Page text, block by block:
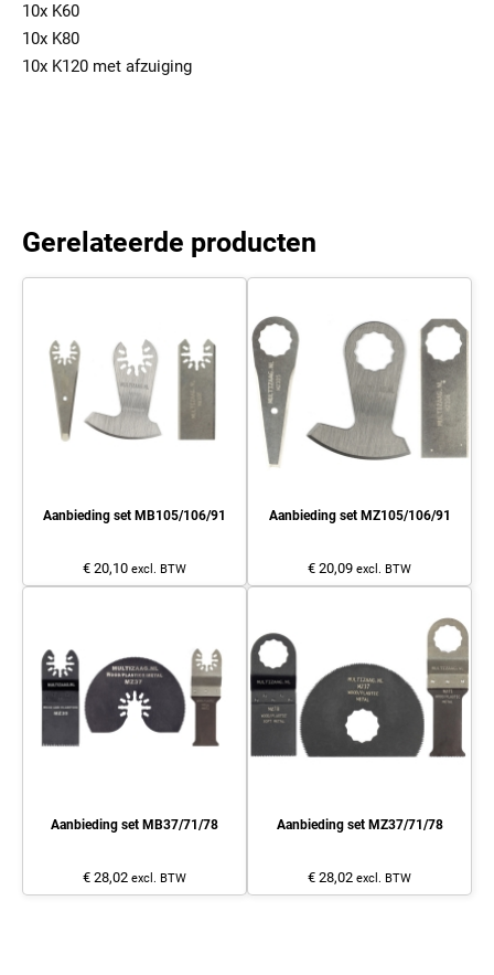
10x K60
10x K80
10x K120 met afzuiging
Gerelateerde producten
Aanbieding set MB105/106/91
€ 20,10 excl. BTW
Aanbieding set MZ105/106/91
€ 20,09 excl. BTW
Aanbieding set MB37/71/78
€ 28,02 excl. BTW
Aanbieding set MZ37/71/78
€ 28,02 excl. BTW